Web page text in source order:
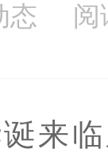
态
来